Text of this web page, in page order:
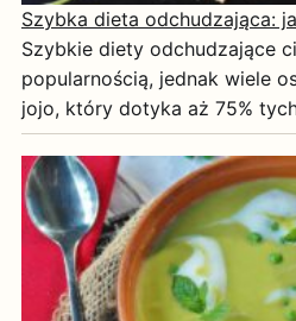
Szybka dieta odchudzająca:
Szybkie diety odchudzające
popularnością, jednak wiele
jojo, który dotyka aż 75%